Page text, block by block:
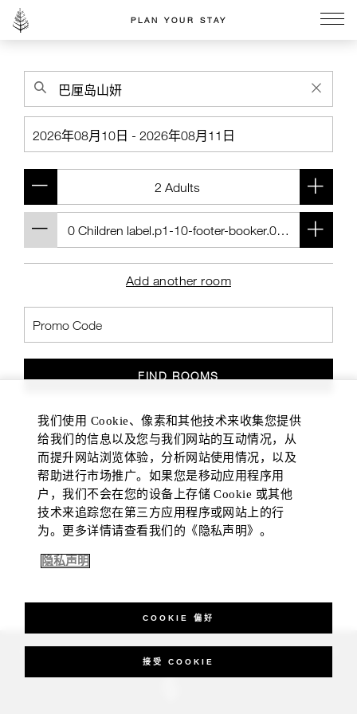
PLAN YOUR STAY
Add another room
FIND ROOMS
_Four Seasons Hotels Limited 1997-2026. All Rights Reserved.
我们使用 Cookie、像素和其他技术来收集您提供
给我们的信息以及您与我们网站的互动情况，从
而提升网站浏览体验，分析网站使用情况，以及
帮助进行市场推广。如果您是移动应用程序用
户，我们不会在您的设备上存储 Cookie 或其他
技术来追踪您在第三方应用程序或网站上的行
为。更多详情请查看我们的《隐私声明》。
隐私声明
COOKIE 偏好
接受 COOKIE